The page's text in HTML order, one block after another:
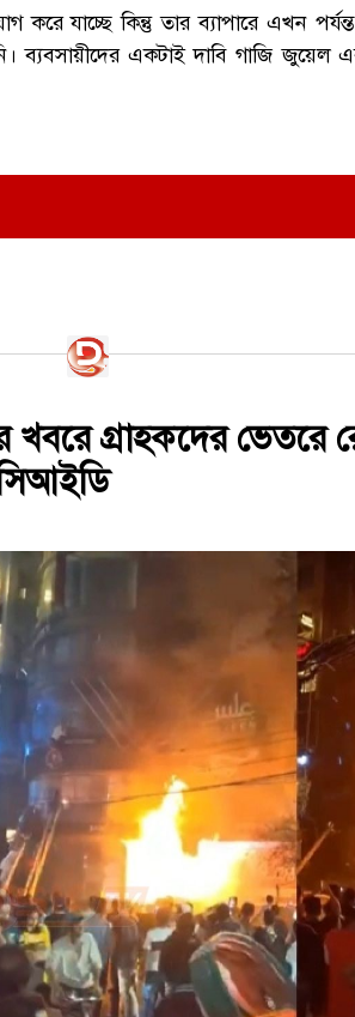
করে যাচ্ছে কিন্তু তার ব্যাপারে এখন
ব্যবসায়ীদের একটাই দাবি গাজি জুয়েল
গ্রাহকদের ভেতরে
সিআইডি